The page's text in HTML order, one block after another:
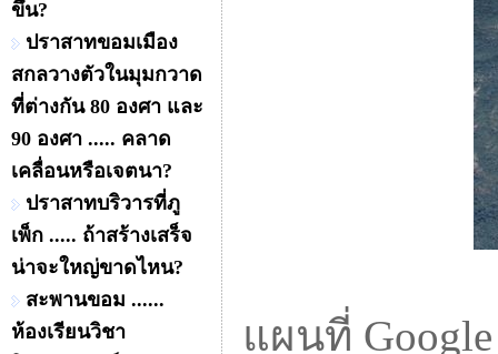
ขึ้น?
ปราสาทขอมเมือง
สกลวางตัวในมุมกวาด
ที่ต่างกัน 80 องศา และ
90 องศา ..... คลาด
เคลื่อนหรือเจตนา?
ปราสาทบริวารที่ภู
เพ็ก ..... ถ้าสร้างเสร็จ
น่าจะใหญ่ขาดไหน?
สะพานขอม ......
ห้องเรียนวิชา
แผนที่